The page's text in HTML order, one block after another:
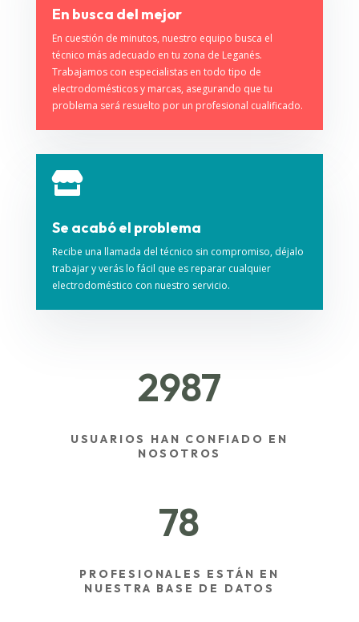
En busca del mejor
En cuestión de minutos, nuestro equipo busca el
técnico más adecuado en tu zona de Leganés.
Trabajamos con especialistas en todo tipo de
electrodomésticos y marcas, asegurando que tu
problema será resuelto por un profesional cualificado.

Se acabó el problema
Recibe una llamada del técnico sin compromiso, déjalo
trabajar y verás lo fácil que es reparar cualquier
electrodoméstico con nuestro servicio.
2987
USUARIOS HAN CONFIADO EN
NOSOTROS
78
PROFESIONALES ESTÁN EN
NUESTRA BASE DE DATOS